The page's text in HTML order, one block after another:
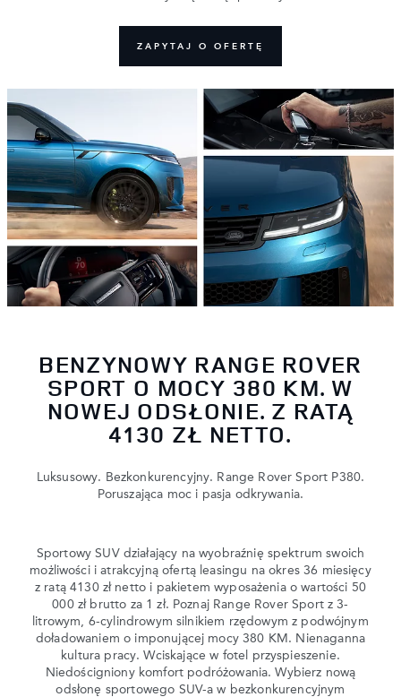
ZAPYTAJ O OFERTĘ
BENZYNOWY RANGE ROVER
SPORT O MOCY 380 KM. W
NOWEJ ODSŁONIE. Z RATĄ
4130 ZŁ NETTO.
Luksusowy. Bezkonkurencyjny. Range Rover Sport P380.
Poruszająca moc i pasja odkrywania.
Sportowy SUV działający na wyobraźnię spektrum swoich
możliwości i atrakcyjną ofertą leasingu na okres 36 miesięcy
z ratą 4130 zł netto i pakietem wyposażenia o wartości 50
000 zł brutto za 1 zł. Poznaj Range Rover Sport z 3-
litrowym, 6-cylindrowym silnikiem rzędowym z podwójnym
doładowaniem o imponującej mocy 380 KM. Nienaganna
kultura pracy. Wciskające w fotel przyspieszenie.
Niedościgniony komfort podróżowania. Wybierz nową
odsłonę sportowego SUV-a w bezkonkurencyjnym